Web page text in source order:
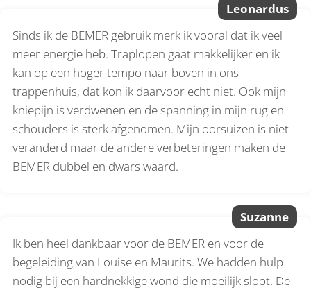
Leonardus
Sinds ik de BEMER gebruik merk ik vooral dat ik veel
meer energie heb. Traplopen gaat makkelijker en ik
kan op een hoger tempo naar boven in ons
trappenhuis, dat kon ik daarvoor echt niet. Ook mijn
kniepijn is verdwenen en de spanning in mijn rug en
schouders is sterk afgenomen. Mijn oorsuizen is niet
veranderd maar de andere verbeteringen maken de
BEMER dubbel en dwars waard.
Suzanne
Ik ben heel dankbaar voor de BEMER en voor de
begeleiding van Louise en Maurits. We hadden hulp
nodig bij een hardnekkige wond die moeilijk sloot. De